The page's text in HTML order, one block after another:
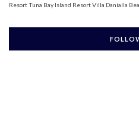
ResortTuna Bay Island ResortVilla Danialla